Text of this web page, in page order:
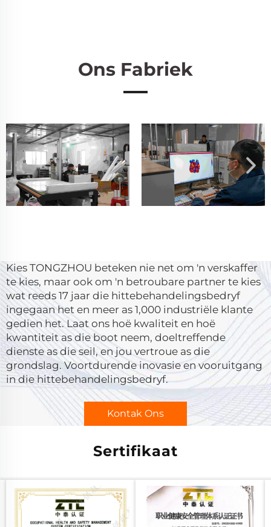
Ons Fabriek
Kies TONGZHOU beteken nie net om 'n verskaffer
te kies, maar ook om 'n betroubare partner te kies
wat reeds 17 jaar die hittebehandelingsbedryf
ingegaan het en meer as 1,000 industriële klante
gedien het. Laat ons hoë kwaliteit en hoë
kwantiteit as die boot neem, doeltreffende
dienste as die seil, en jou vertroue as die
grondslag. Voortdurende inovasie en vooruitgang
in die hittebehandelingsbedryf.
Kontak Ons
Sertifikaat